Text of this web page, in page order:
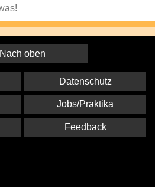
Nach oben
Datenschutz
Jobs/Praktika
Feedback